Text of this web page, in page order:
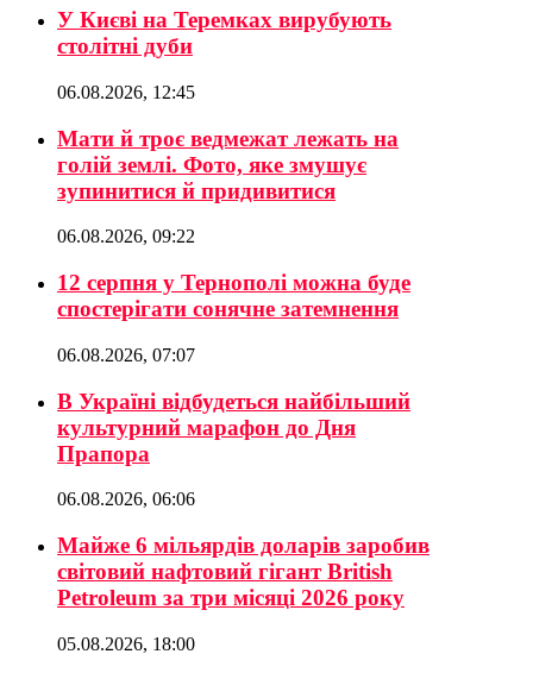
У Києві на Теремках вирубують
столітні дуби
06.08.2026, 12:45
Мати й троє ведмежат лежать на
голій землі. Фото, яке змушує
зупинитися й придивитися
06.08.2026, 09:22
12 серпня у Тернополі можна буде
спостерігати сонячне затемнення
06.08.2026, 07:07
В Україні відбудеться найбільший
культурний марафон до Дня
Прапора
06.08.2026, 06:06
Майже 6 мільярдів доларів заробив
світовий нафтовий гігант British
Petroleum за три місяці 2026 року
05.08.2026, 18:00